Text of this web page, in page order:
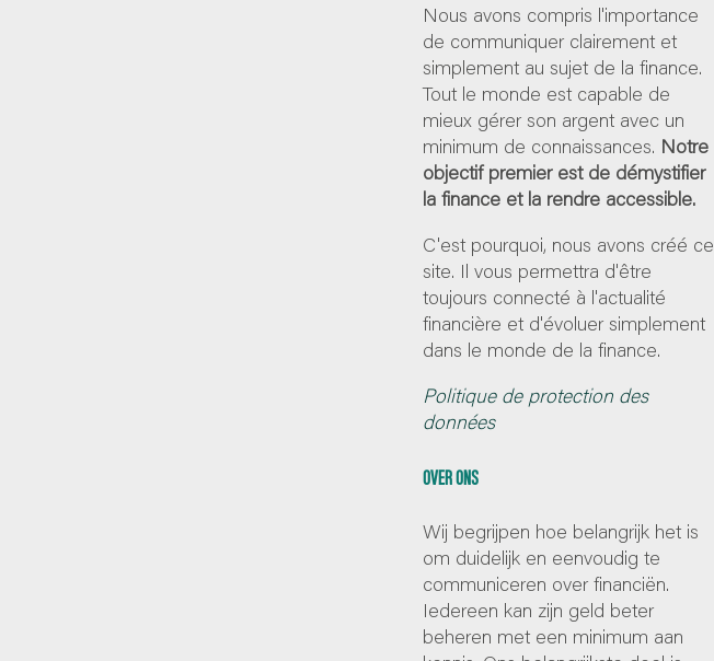
Nous avons compris l'importance
de communiquer clairement et
simplement au sujet de la finance.
Tout le monde est capable de
mieux gérer son argent avec un
minimum de connaissances. Notre
objectif premier est de démystifier
la finance et la rendre accessible.
C'est pourquoi, nous avons créé ce
site. Il vous permettra d'être
toujours connecté à l'actualité
financière et d'évoluer simplement
dans le monde de la finance.
Politique de protection des
données
OVER ONS
Wij begrijpen hoe belangrijk het is
om duidelijk en eenvoudig te
communiceren over financiën.
Iedereen kan zijn geld beter
beheren met een minimum aan